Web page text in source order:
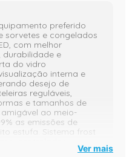
preferido
sorvetes e congelados
com melhor
durabilidade e
do vidro
interna e
desejo de
reguláveis,
e tamanhos de
ao meio-
as emissões de
estufa. Sistema frost
desempenho do
Ver mais